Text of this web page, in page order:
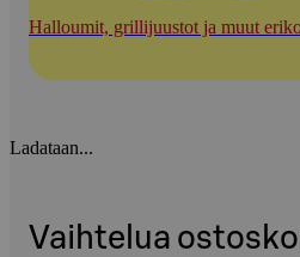
Halloumit, grillijuustot ja muut
Ladataan...
Vaihtelua